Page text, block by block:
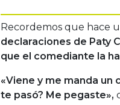
Recordemos que hace
declaraciones de Paty
que el comediante la
«Viene y me manda un
te pasó? Me pegaste»,